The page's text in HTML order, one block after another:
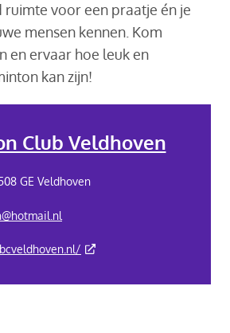
ruimte voor een praatje én je
mensen kennen. Kom
en ervaar hoe leuk en
kan zijn!
Club Veldhoven
GE Veldhoven
(Deze link gaat naar een